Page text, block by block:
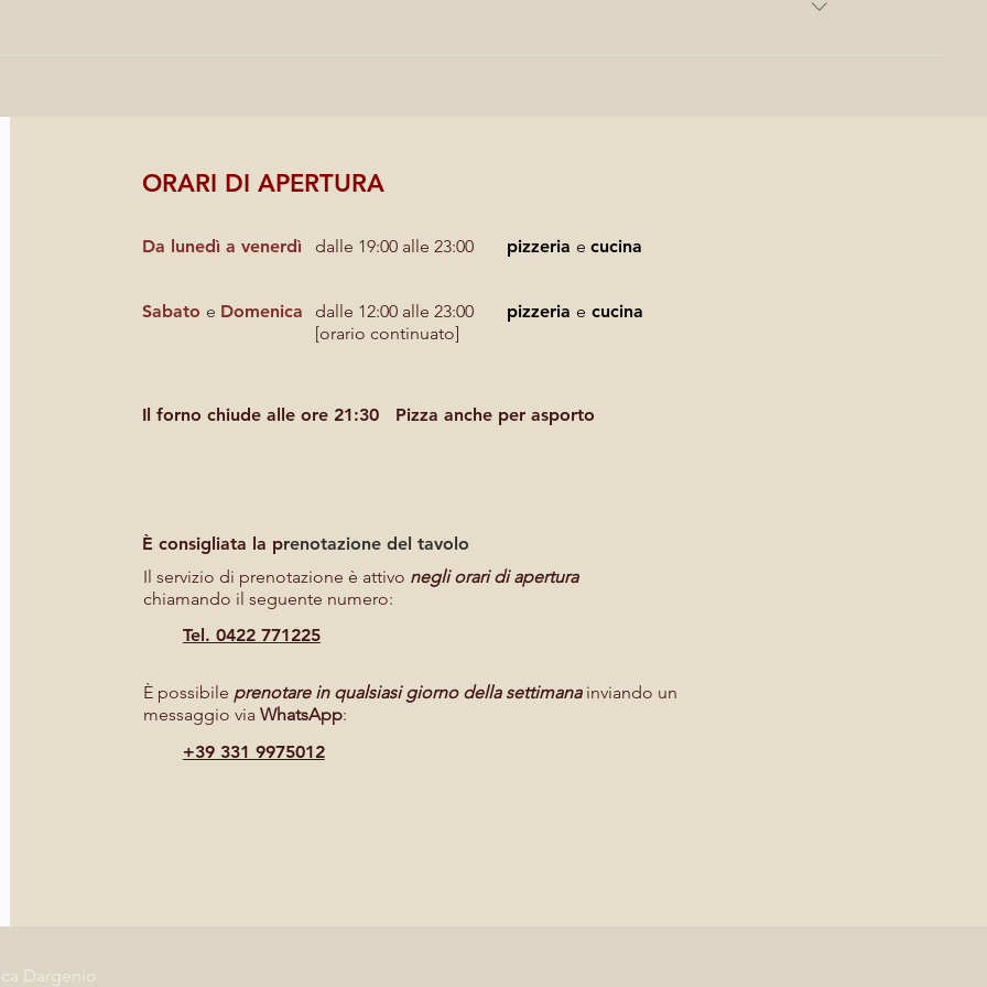
ORARI DI APERTURA
Da lunedì a venerdì dalle 19:00 alle 23:00 pizzeria e cucina
Sabato e Domenica
dalle 12:00 alle 23:00
[orario continuato]
pizzeria e cucina
Il forno chiude alle ore 21:30 Pizza anche per asporto
È consigliata la prenotazione del tavolo
Il servizio di prenotazione è attivo negli orari di apertura
chiamando il seguente numero:
Tel. 0422 771225
È possibile prenotare in qualsiasi giorno della settimanainviando un
messaggio via WhatsApp:
+39 331 9975012
Dargenio